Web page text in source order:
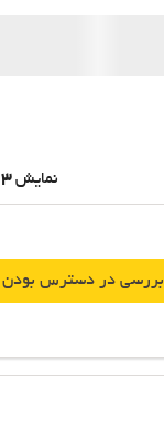
نمایش3
بررسی در دسترس بودن